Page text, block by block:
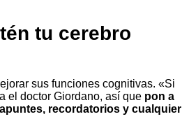
tu cerebro
el doctor Giordano, así que pon a
recordatorios y cualquier